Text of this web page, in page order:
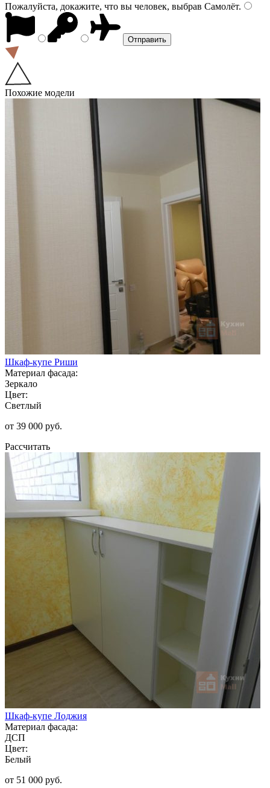
Пожалуйста, докажите, что вы человек, выбрав Самолёт.
Похожие модели
Шкаф-купе Риши
Материал фасада:
Зеркало
Цвет:
Светлый
от 39 000 руб.
Рассчитать
Шкаф-купе Лоджия
Материал фасада:
ДСП
Цвет:
Белый
от 51 000 руб.